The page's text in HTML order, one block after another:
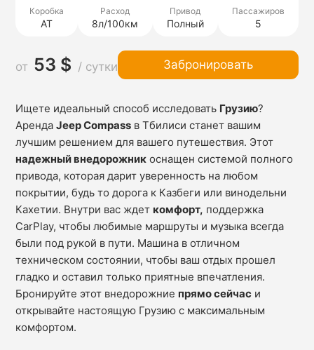
Коробка
AT
Расход
8л/100км
Привод
Полный
Пассажиров
5
от 53 $ / сутки Забронировать
Ищете идеальный способ исследовать Грузию?
АрендаJeep Compass в Тбилиси станет вашим
лучшим решением для вашего путешествия. Этот
надежный внедорожник оснащен системой полного
привода, которая дарит уверенность на любом
покрытии, будь то дорога к Казбеги или винодельни
Кахетии. Внутри вас ждет комфорт, поддержка
CarPlay, чтобы любимые маршруты и музыка всегда
были под рукой в пути. Машина в отличном
техническом состоянии, чтобы ваш отдых прошел
гладко и оставил только приятные впечатления.
Бронируйте этот внедорожние прямо сейчас и
открывайте настоящую Грузию с максимальным
комфортом.